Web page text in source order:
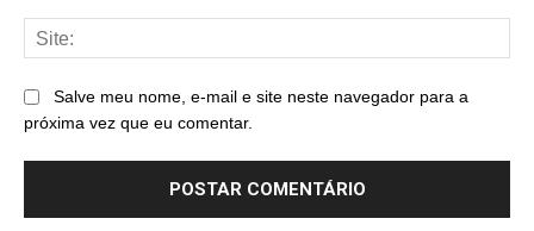
Salve meu nome, e-mail e site neste navegador para a
próxima vez que eu comentar.